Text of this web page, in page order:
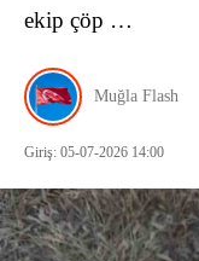
ekip çöp …
Muğla Flash
Giriş: 05-07-2026 14:00